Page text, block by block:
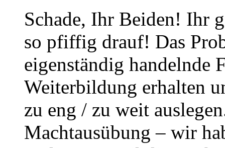
Schade, Ihr Beiden! Ihr
so pfiffig drauf! Das
eigenständig
Weiterbildung erhalten
zu eng / zu weit
Machtausübung – wir